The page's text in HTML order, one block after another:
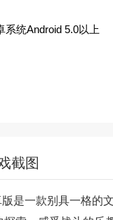
系统Android 5.0以上
截图
是一款别具一格的